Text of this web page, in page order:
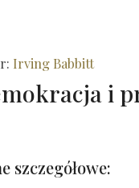
Irving Babbitt
i
szczegółowe: